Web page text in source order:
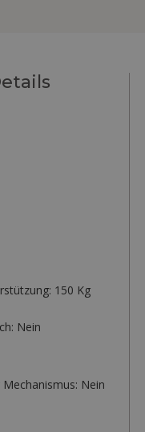
150 Kg
Nein
Nein